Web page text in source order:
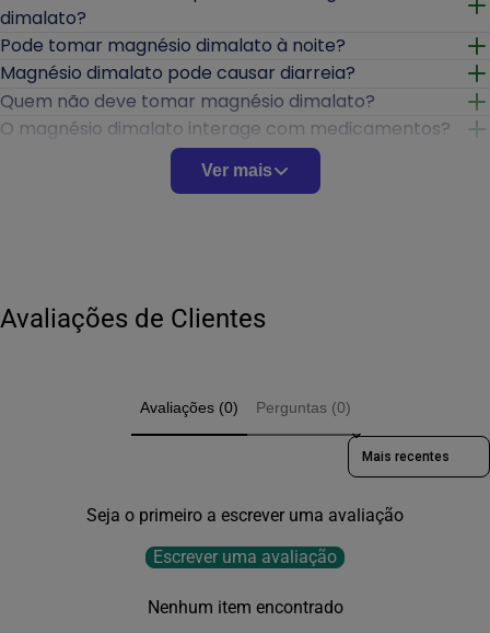
dimalato?
Abrir
Pode tomar magnésio dimalato à noite?
Abrir
Magnésio dimalato pode causar diarreia?
Abrir
Quem não deve tomar magnésio dimalato?
Abrir
O magnésio dimalato interage com medicamentos?
Abrir
Quanto tempo leva para sentir os efeitos do
magnésio dimalato?
Ver mais
Avaliações de Clientes
Avaliações (0) Perguntas (0)
Sort reviews by
Seja o primeiro a escrever uma avaliação
Escrever uma avaliação
Nenhum item encontrado